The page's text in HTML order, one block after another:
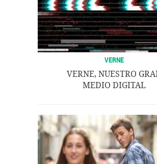
VERNE
VERNE, NUESTRO
MEDIO DIGITAL